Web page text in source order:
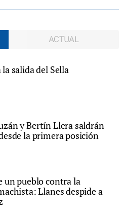
ACTUAL
salida del Sella
y Bertín Llera saldrán
la primera posición
un pueblo contra la
Llanes despide a